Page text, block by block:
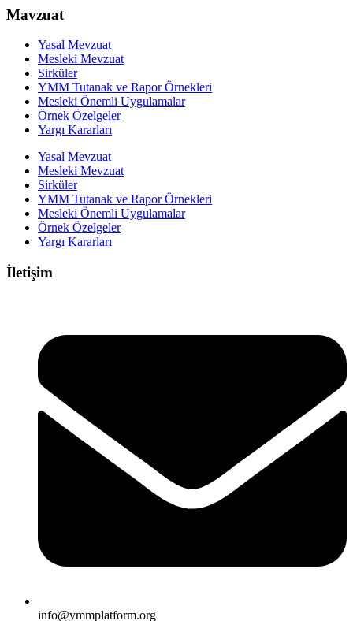
Mavzuat
Yasal Mevzuat
Mesleki Mevzuat
Sirküler
YMM Tutanak ve Rapor Örnekleri
Mesleki Önemli Uygulamalar
Örnek Özelgeler
Yargı Kararları
Yasal Mevzuat
Mesleki Mevzuat
Sirküler
YMM Tutanak ve Rapor Örnekleri
Mesleki Önemli Uygulamalar
Örnek Özelgeler
Yargı Kararları
İletişim
info@ymmplatform.org